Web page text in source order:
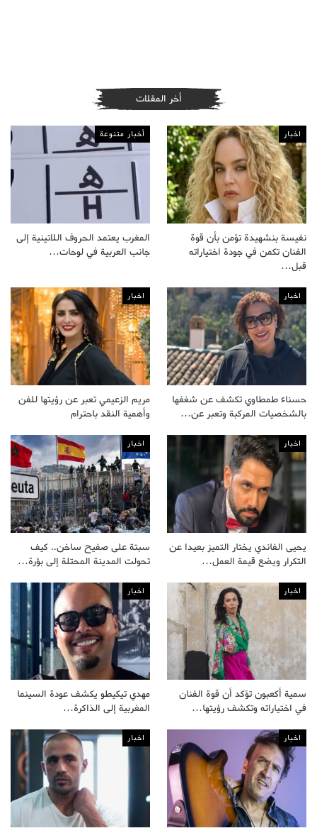
أخر المقلات
اخبار
نفيسة بنشهيدة تؤمن بأن قوة
الفنان تكمن في جودة اختياراته
قبل…
أخبار متنوعة
المغرب يعتمد الحروف اللاتينية إلى
جانب العربية في لوحات…
اخبار
حسناء طمطاوي تكشف عن شغفها
بالشخصيات المركبة وتعبر عن…
اخبار
مريم الزعيمي تعبر عن رؤيتها للفن
وأهمية النقد باحترام
اخبار
يحيى الفاندي يختار التميز بعيدا عن
التكرار ويضع قيمة العمل…
اخبار
سبتة على صفيح ساخن.. كيف
تحولت المدينة المحتلة إلى بؤرة…
اخبار
سمية أكعبون تؤكد أن قوة الفنان
في اختياراته وتكشف رؤيتها…
اخبار
مهدي تيكيطو يكشف عودة السينما
المغربية إلى الذاكرة…
اخبار اخبار